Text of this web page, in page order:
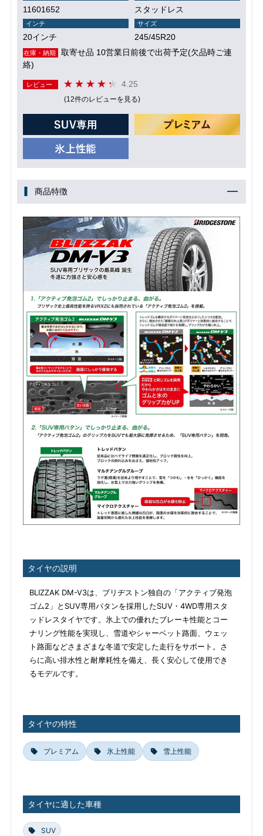
11601652 スタッドレス
インチ
20インチ
サイズ
245/45R20
在庫・納期
取寄せ品 10営業日前後で出荷予定(欠品時ご連
絡)
レビュー 4.25
(12件のレビューを見る)
商品特徴
タイヤの説明
BLIZZAK DM-V3は、ブリヂストン独自の「アクティブ発泡
ゴム2」とSUV専用パタンを採用したSUV・4WD専用スタ
ッドレスタイヤです。氷上での優れたブレーキ性能とコー
ナリング性能を実現し、雪道やシャーベット路面、ウェッ
ト路面などさまざまな冬道で安定した走行をサポート。さ
らに高い排水性と耐摩耗性を備え、長く安心して使用でき
るモデルです。
タイヤの特性
プレミアム 氷上性能 雪上性能
タイヤに適した車種
SUV